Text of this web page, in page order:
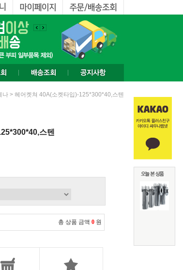
나 > 헤어켓쳐 40A(소켓타입)-125*300*40,스텐
스텐
총 상품 금액 0 원